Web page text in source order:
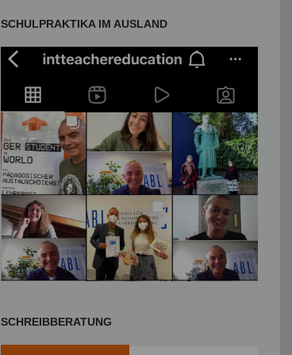
SCHULPRAKTIKA IM AUSLAND
SCHREIBBERATUNG